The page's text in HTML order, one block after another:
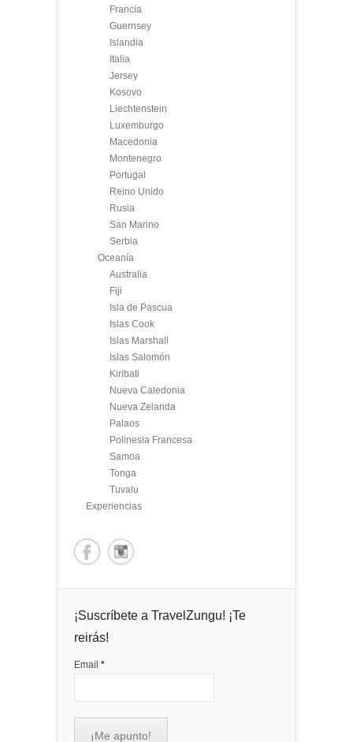
Francia
Guernsey
Islandia
Italia
Jersey
Kosovo
Liechtenstein
Luxemburgo
Macedonia
Montenegro
Portugal
Reino Unido
Rusia
San Marino
Serbia
Oceanía
Australia
Fiji
Isla de Pascua
Islas Cook
Islas Marshall
Islas Salomón
Kiribati
Nueva Caledonia
Nueva Zelanda
Palaos
Polinesia Francesa
Samoa
Tonga
Tuvalu
Experiencias
¡Suscríbete a TravelZungu! ¡Te
reirás!
Email *